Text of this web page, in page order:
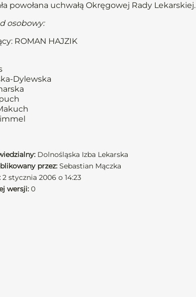
powołana uchwałą Okręgowej Rady Lekarskiej.
osobowy:
ROMAN HAJZIK
Dylewska
Dolnośląska Izba Lekarska
przez: Sebastian Mączka
2 stycznia 2006 o 14:23
wersji: 0